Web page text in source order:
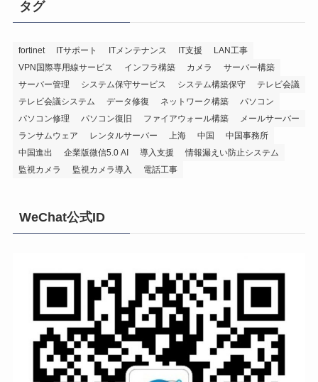
タグ
fortinet ITサポート ITメンテナンス IT支援
LAN工事
VPN国際専用線サービス
インフラ構築 カメラ
サーバー構築
サーバー管理
システム保守サービス システム構築保守
テレビ会議
テレビ会議システム
データ修復 ネットワーク構築
パソコン
パソコン修理
パソコン復旧 ファイアウォール構築
メールサーバー
ランサムウェア
レンタルサーバー 上海 中国
中国事務所
中国進出
企業版微信5.0 AI 導入支援
情報漏えい防止システム
監視カメラ
監視カメラ導入 電話工事
WeChat公式ID